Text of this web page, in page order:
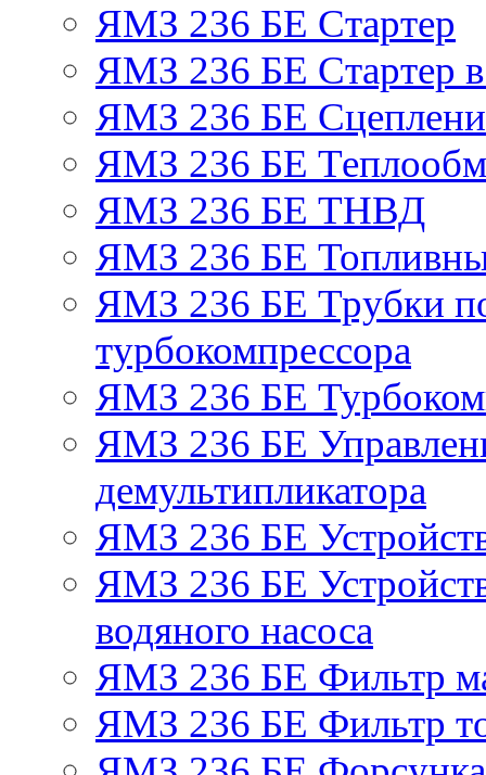
ЯМЗ 236 БЕ Стартер
ЯМЗ 236 БЕ Стартер в
ЯМЗ 236 БЕ
ЯМЗ 236 БЕ
ЯМЗ 236 БЕ ТНВД
ЯМЗ 236 БЕ
ЯМЗ 236 БЕ Трубки
турбокомпрессора
ЯМЗ 236 БЕ
ЯМЗ 236 БЕ
демультипликатора
ЯМЗ 236 БЕ
ЯМЗ 236 БЕ
водяного насоса
ЯМЗ 236 БЕ Фильтр
ЯМЗ 236 БЕ Фильтр